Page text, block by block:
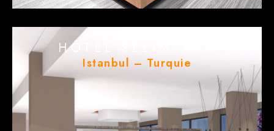
HÔTEL SELIMPASA
Istanbul – Turquie